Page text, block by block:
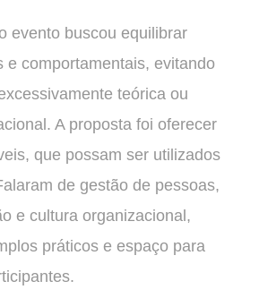
evento buscou equilibrar
e comportamentais, evitando
teórica ou
A proposta foi oferecer
que possam ser utilizados
de gestão de pessoas,
e cultura organizacional,
práticos e espaço para